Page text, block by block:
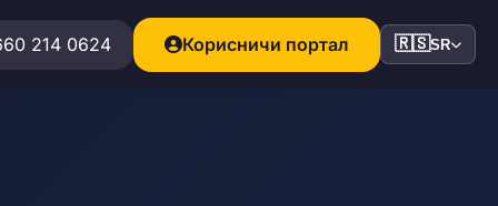
214 0624 Корисничи портал 🇷🇸SR